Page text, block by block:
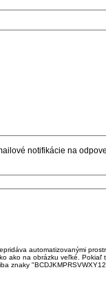
notifikácie na
automatizovanými
ako na obrázku veľké.
znaky